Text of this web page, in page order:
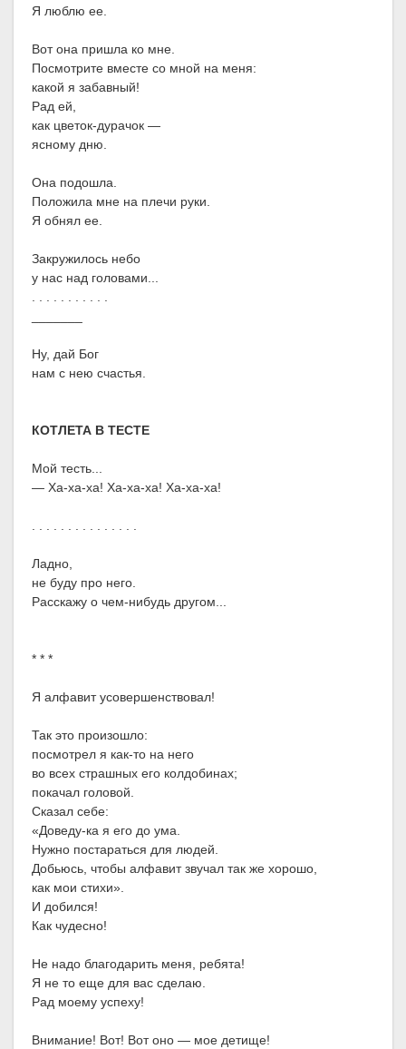
Я люблю ее.
Вот она пришла ко мне.
Посмотрите вместе со мной на меня:
какой я забавный!
Рад ей,
как цветок-дурачок —
ясному дню.
Она подошла.
Положила мне на плечи руки.
Я обнял ее.
Закружилось небо
у нас над головами...
. . . . . . . . . . .
Ну, дай Бог
нам с нею счастья.
КОТЛЕТА В ТЕСТЕ
Мой тесть...
— Ха-ха-ха! Ха-ха-ха! Ха-ха-ха!
. . . . . . . . . . . . . . .
Ладно,
не буду про него.
Расскажу о чем-нибудь другом...
* * *
Я алфавит усовершенствовал!
Так это произошло:
посмотрел я как-то на него
во всех страшных его колдобинах;
покачал головой.
Сказал себе:
«Доведу-ка я его до ума.
Нужно постараться для людей.
Добьюсь, чтобы алфавит звучал так же хорошо,
как мои стихи».
И добился!
Как чудесно!
Не надо благодарить меня, ребята!
Я не то еще для вас сделаю.
Рад моему успеху!
Внимание! Вот! Вот оно — мое детище!